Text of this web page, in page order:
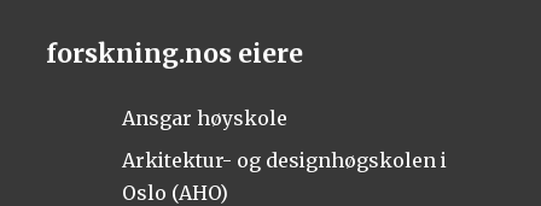
forskning.nos eiere
Ansgar høyskole
Arkitektur- og designhøgskolen i
Oslo (AHO)